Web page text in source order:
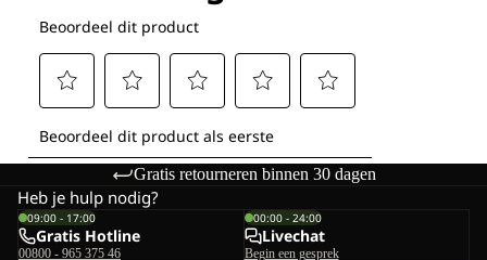
Gratis retourneren binnen 30 dagen
Heb je hulp nodig?
09:00 - 17:00
Gratis Hotline
00800 - 965 375 46
00:00 - 24:00
Livechat
Begin een gesprek